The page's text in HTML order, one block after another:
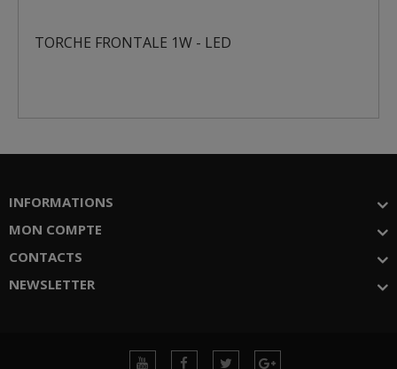
TORCHE FRONTALE 1W - LED
INFORMATIONS
MON COMPTE
CONTACTS
NEWSLETTER